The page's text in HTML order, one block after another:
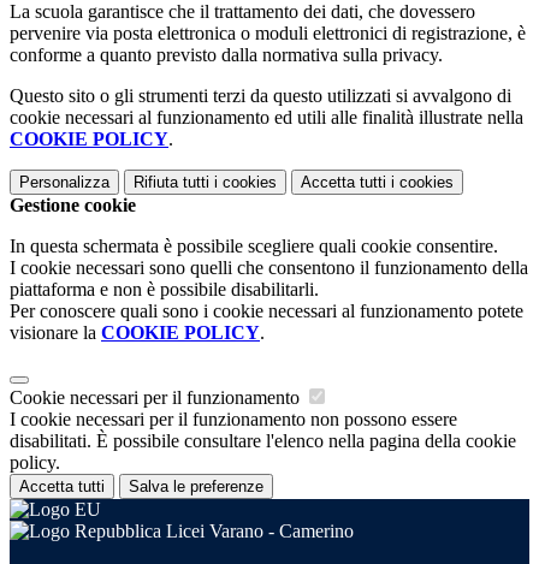
La scuola garantisce che il trattamento dei dati, che dovessero
pervenire via posta elettronica o moduli elettronici di registrazione, è
conforme a quanto previsto dalla normativa sulla privacy.
Questo sito o gli strumenti terzi da questo utilizzati si avvalgono di
cookie necessari al funzionamento ed utili alle finalità illustrate nella
COOKIE POLICY.
Personalizza Rifiuta tutti i cookies Accetta tutti i cookies
Gestione cookie
In questa schermata è possibile scegliere quali cookie consentire.
I cookie necessari sono quelli che consentono il funzionamento della
piattaforma e non è possibile disabilitarli.
Per conoscere quali sono i cookie necessari al funzionamento potete
visionare la COOKIE POLICY.
Cookie necessari per il funzionamento
I cookie necessari per il funzionamento non possono essere
disabilitati. È possibile consultare l'elenco nella pagina della cookie
policy.
Accetta tutti Salva le preferenze
Licei Varano - Camerino